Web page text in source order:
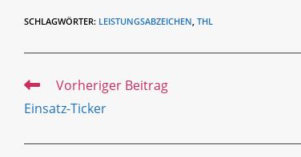
SCHLAGWÖRTER: LEISTUNGSABZEICHEN, THL
Weitere
ansehen
Vorheriger Beitrag
Einsatz-Ticker